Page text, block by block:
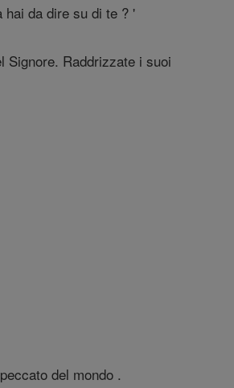
hai da dire su di te ? '
Signore. Raddrizzate i suoi
del mondo .